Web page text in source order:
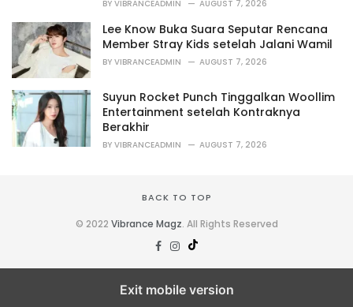
BY VIBRANCEADMIN AUGUST 7, 2026
Lee Know Buka Suara Seputar Rencana
Member Stray Kids setelah Jalani Wamil
BY VIBRANCEADMIN AUGUST 7, 2026
Suyun Rocket Punch Tinggalkan Woollim
Entertainment setelah Kontraknya
Berakhir
BY VIBRANCEADMIN AUGUST 7, 2026
BACK TO TOP
© 2022 Vibrance Magz. All Rights Reserved
Exit mobile version